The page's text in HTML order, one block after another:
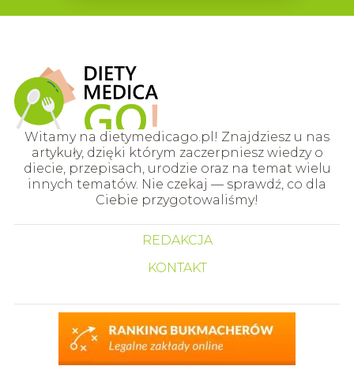
Witamy na dietymedicago.pl! Znajdziesz u nas
artykuły, dzięki którym zaczerpniesz wiedzy o
diecie, przepisach, urodzie oraz na temat wielu
innych tematów. Nie czekaj — sprawdź, co dla
Ciebie przygotowaliśmy!
REDAKCJA
KONTAKT